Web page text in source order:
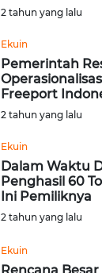
2 tahun yang lalu
Ekuin
Pemerintah
Freeport
2 tahun yang lalu
Ekuin
Dalam Waktu
Penghasil 60
Ini Pemiliknya
2 tahun yang lalu
Ekuin